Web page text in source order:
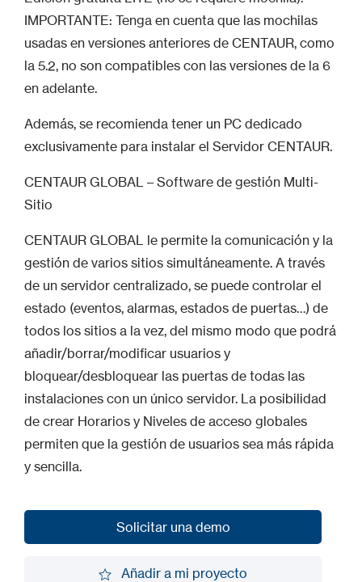
IMPORTANTE: Tenga en cuenta que las mochilas
usadas en versiones anteriores de CENTAUR, como
la 5.2, no son compatibles con las versiones de la 6
en adelante.
Además, se recomienda tener un PC dedicado
exclusivamente para instalar el Servidor CENTAUR.
CENTAUR GLOBAL – Software de gestión Multi-
Sitio
CENTAUR GLOBAL le permite la comunicación y la
gestión de varios sitios simultáneamente. A través
de un servidor centralizado, se puede controlar el
estado (eventos, alarmas, estados de puertas…) de
todos los sitios a la vez, del mismo modo que podrá
añadir/borrar/modificar usuarios y
bloquear/desbloquear las puertas de todas las
instalaciones con un único servidor. La posibilidad
de crear Horarios y Niveles de acceso globales
permiten que la gestión de usuarios sea más rápida
y sencilla.
Solicitar una demo
Añadir a mi proyecto